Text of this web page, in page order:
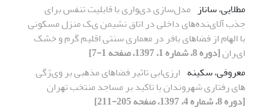
مطلایی، ساناز ﻣﺪلﺳﺎزی دیﻮاری ﺑﺎ ﻗﺎﺑﻠﯿﺖ ﺗﻨﻔﺲ ﺑﺮای
ﺟﺬب آﻻیﻨﺪهﻫﺎی داﺧﻠﯽ در اﺗﺎق ﻧﺸﯿﻤﻦ یﮏ ﻣﻨﺰل ﻣﺴﮑﻮﻧﯽ
ﺑﺎ اﻟﻬﺎم از ﻓﻀﺎﻫﺎی ﺑﺎﻓﺮ در ﻣﻌﻤﺎری ﺳﻨﺘﯽ اﻗﻠﯿﻢ ﮔﺮم و ﺧﺸﮏ
ایﺮان[دوره 8، شماره 1، 1397، صفحه 1-7]
معروفی، سکینه ارزیﺎﺑﯽ ﺗﺎﺛﯿﺮ ﻓﻀﺎﻫﺎی ﻣﺬﻫﺒﯽ ﺑﺮ ویﮋﮔﯽ
ﻫﺎی رﻓﺘﺎری ﺷﻬﺮوﻧﺪان ﺑﺎ ﺗﺎﮐﯿﺪ ﺑﺮ ﻣﺴﺎﺟﺪ ﻣﻨﺘﺨﺐ ﺗﻬﺮان
[دوره 8، شماره 4، 1397، صفحه 205-211]